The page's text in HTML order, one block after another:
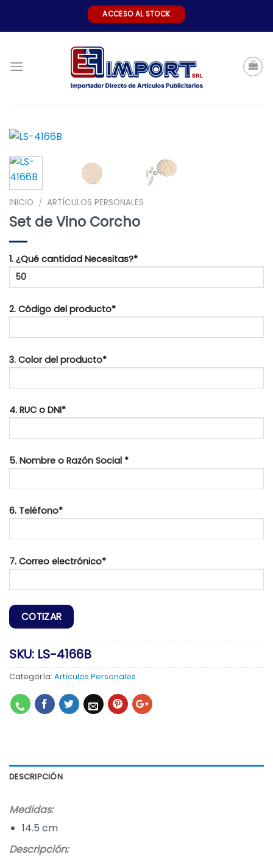
ACCESO AL STOCK
INICIO / ARTÍCULOS PERSONALES
Set de Vino Corcho
1. ¿Qué cantidad Necesitas?*
2. Código del producto*
3. Color del producto*
4. RUC o DNI*
5. Nombre o Razón Social *
6. Teléfono*
7. Correo electrónico*
SKU: LS-4166B
Categoría: Artículos Personales
DESCRIPCIÓN
Medidas:
14.5 cm
Descripción: